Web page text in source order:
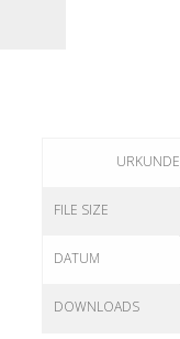
FILE SIZE
DATUM
DOWNLOADS